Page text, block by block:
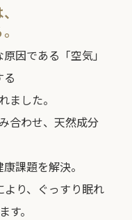
因である「空気」
る
ました。
合わせ、天然成分
課題を解決。
り、ぐっすり眠れ
す。